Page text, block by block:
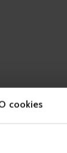
cookies